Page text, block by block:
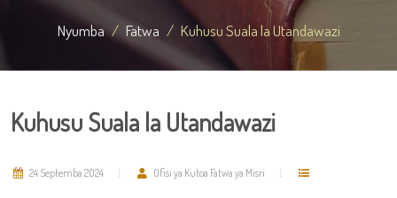
Nyumba Fatwa Kuhusu Suala la Utandawazi
Kuhusu Suala la Utandawazi
24 Septemba 2024 Ofisi ya Kutoa Fatwa ya Misri